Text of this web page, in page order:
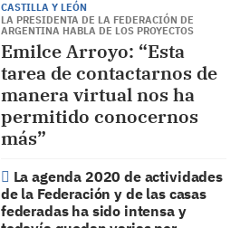
CASTILLA Y LEÓN
LA PRESIDENTA DE LA FEDERACIÓN DE
ARGENTINA HABLA DE LOS PROYECTOS
Emilce Arroyo: “Esta
tarea de contactarnos de
manera virtual nos ha
permitido conocernos
más”
La agenda 2020 de actividades
de la Federación y de las casas
federadas ha sido intensa y